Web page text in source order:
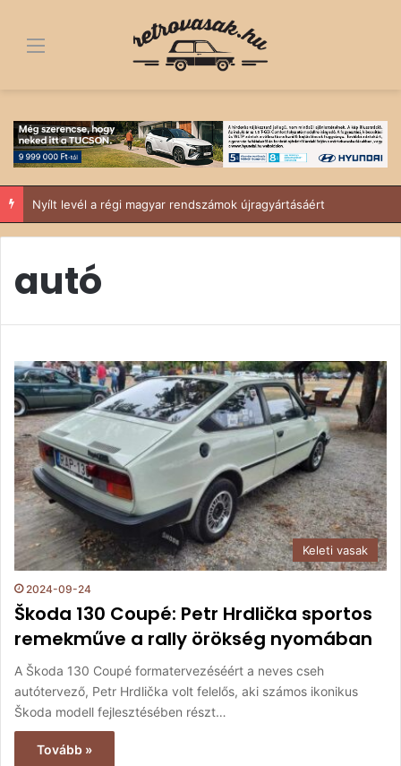
Menü
Nyílt levél a régi magyar rendszámok újragyártásáért
autó
Keleti vasak
2024-09-24
Škoda 130 Coupé: Petr Hrdlička sportos
remekműve a rally örökség nyomában
A Škoda 130 Coupé formatervezéséért a neves cseh
autótervező, Petr Hrdlička volt felelős, aki számos ikonikus
Škoda modell fejlesztésében részt…
Tovább »